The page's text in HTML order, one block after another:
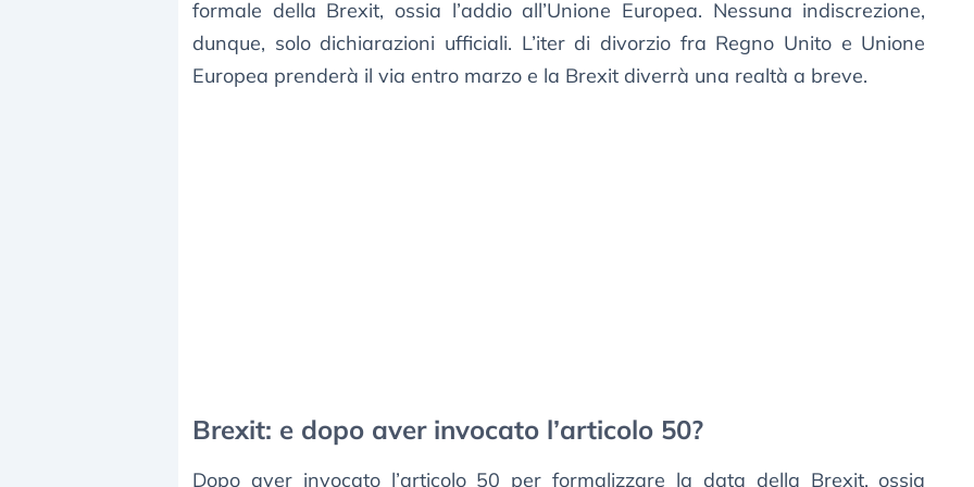
formale della Brexit, ossia l’addio all’Unione Europea. Nessuna indiscrezione,
dunque, solo dichiarazioni ufficiali. L’iter di divorzio fra Regno Unito e Unione
Europea prenderà il via entro marzo e la Brexit diverrà una realtà a breve.
Brexit: e dopo aver invocato l’articolo 50?
Dopo aver invocato l’articolo 50 per formalizzare la data della Brexit, ossia